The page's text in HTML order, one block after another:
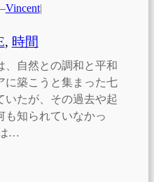
Vincent|
, 時間
、自然との調和と平和
に築こうと集まった七
いたが、その過去や起
も知られていなかっ
…